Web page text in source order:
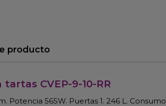
producto
CVEP-9-10-RR
Potencia 565W. Puertas 1. 246 L.